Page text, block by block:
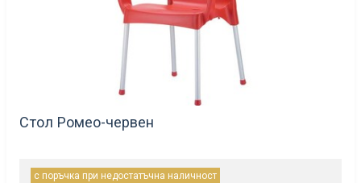
Стол Ромео-червен
с поръчка при недостатъчна наличност